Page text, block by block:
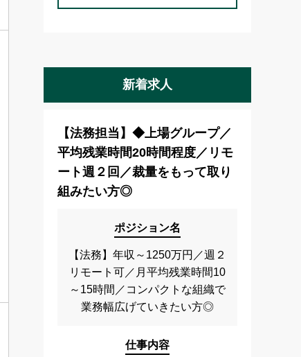
新着求人
【法務担当】◆上場グループ／
平均残業時間20時間程度／リモ
ート週２回／裁量をもって取り
組みたい方◎
ポジション名
【法務】年収～1250万円／週２
リモート可／月平均残業時間10
～15時間／コンパクトな組織で
業務幅広げていきたい方◎
仕事内容